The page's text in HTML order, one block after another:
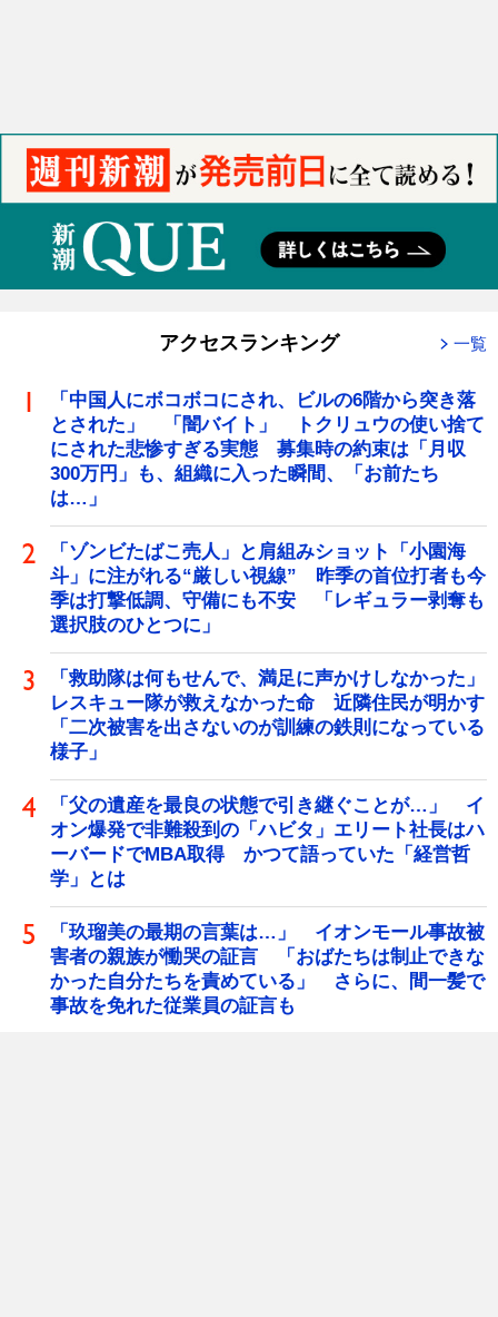
アクセスランキング 一覧
「中国人にボコボコにされ、ビルの6階から突き落
とされた」 「闇バイト」 トクリュウの使い捨て
にされた悲惨すぎる実態 募集時の約束は「月収
300万円」も、組織に入った瞬間、「お前たち
は…」
「ゾンビたばこ売人」と肩組みショット「小園海
斗」に注がれる“厳しい視線” 昨季の首位打者も今
季は打撃低調、守備にも不安 「レギュラー剥奪も
選択肢のひとつに」
「救助隊は何もせんで、満足に声かけしなかった」
レスキュー隊が救えなかった命 近隣住民が明かす
「二次被害を出さないのが訓練の鉄則になっている
様子」
「父の遺産を最良の状態で引き継ぐことが…」 イ
オン爆発で非難殺到の「ハビタ」エリート社長はハ
ーバードでMBA取得 かつて語っていた「経営哲
学」とは
「玖瑠美の最期の言葉は…」 イオンモール事故被
害者の親族が慟哭の証言 「おばたちは制止できな
かった自分たちを責めている」 さらに、間一髪で
事故を免れた従業員の証言も